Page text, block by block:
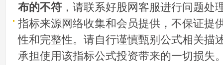
布的不符 ，请联系好股网客服进行问题处
指标来源网络收集和会员提供，不保证提
性和完整性。请自行谨慎甄别公式相关描
承担使用该指标公式投资带来的一切损失